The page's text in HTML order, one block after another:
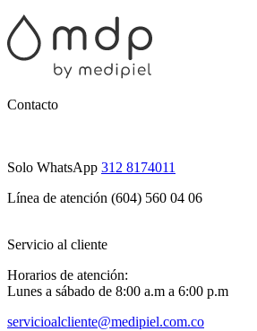
Contacto
Solo WhatsApp 312 8174011
Línea de atención (604) 560 04 06
Servicio al cliente
Horarios de atención:
Lunes a sábado de 8:00 a.m a 6:00 p.m
servicioalcliente@medipiel.com.co